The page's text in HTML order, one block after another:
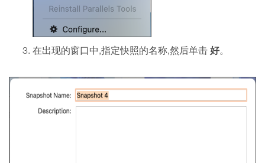
在出现的窗口中,指定快照的名称,然后单击 好。